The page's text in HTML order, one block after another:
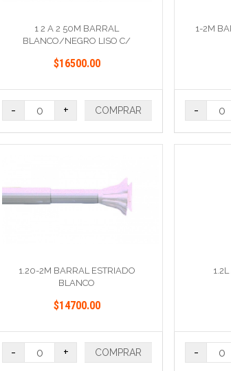
1 2 A 2 50M BARRAL
BLANCO/NEGRO LISO C/
$16500.00
- + COMPRAR
1-2M
-
1.20-2M BARRAL ESTRIADO
BLANCO
$14700.00
- + COMPRAR -